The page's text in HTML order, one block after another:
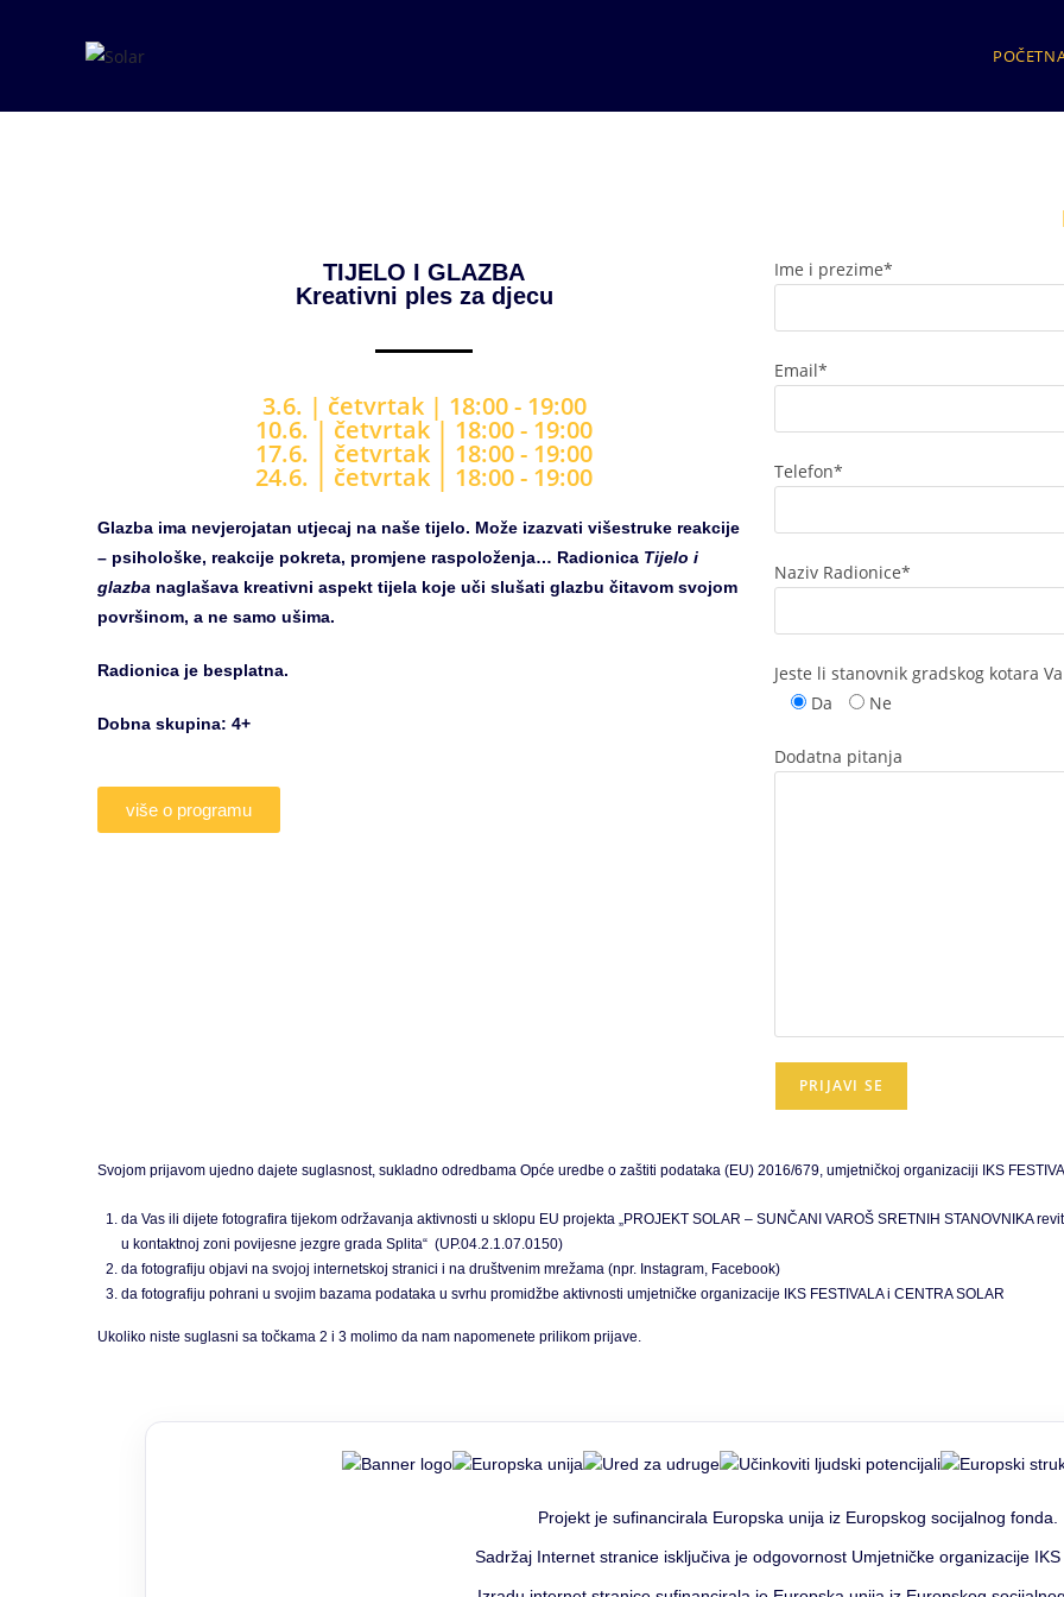
TIJELO I GLAZBA
Kreativni ples za djecu
3.6. | četvrtak | 18:00 - 19:00
10.6. | četvrtak | 18:00 - 19:00
17.6. | četvrtak | 18:00 - 19:00
24.6. | četvrtak | 18:00 - 19:00
Glazba ima nevjerojatan utjecaj na naše tijelo. Može izazvati višestruke reakcije
– psihološke, reakcije pokreta, promjene raspoloženja… Radionica Tijelo i
glazba naglašava kreativni aspekt tijela koje uči slušati glazbu čitavom svojom
površinom, a ne samo ušima.
Radionica je besplatna.
Dobna skupina: 4+
više o programu
Ime i prezime*
Email*
Telefon*
Naziv Radionice*
Jeste li stanovnik gradskog kotara
Da
Ne
Dodatna pitanja
Svojom prijavom ujedno dajete suglasnost, sukladno odredbama Opće uredbe o zaštiti podataka (EU) 2016/679, umjetničkoj organizaciji IKS
da Vas ili dijete fotografira tijekom održavanja aktivnosti u sklopu EU projekta „PROJEKT SOLAR – SUNČANI VAROŠ SRETNIH STANOVNIKA
u kontaktnoj zoni povijesne jezgre grada Splita“ (UP.04.2.1.07.0150)
da fotografiju objavi na svojoj internetskoj stranici i na društvenim mrežama (npr. Instagram, Facebook)
da fotografiju pohrani u svojim bazama podataka u svrhu promidžbe aktivnosti umjetničke organizacije IKS FESTIVALA i CENTRA SOLAR
Ukoliko niste suglasni sa točkama 2 i 3 molimo da nam napomenete prilikom prijave.
Projekt je sufinancirala Europska unija iz Europskog socijalnog fonda.
Sadržaj Internet stranice isključiva je odgovornost Umjetničke organizacije IKS